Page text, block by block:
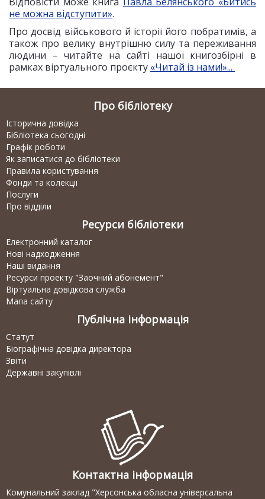
не можна відступити».
Про досвід військового й історії його побратимів, а
також про велику внутрішню силу та переживання
людини – читайте на сайті нашої книгозбірні в
рамках віртуального проєкту «Читай із нами!»...
Про бібліотеку
Історична довідка
Бібліотека сьогодні
Графік роботи
Як записатися до бібліотеки
Правила користування
Фонди та колекції
Послуги
Про відділи
Ресурси бібліотеки
Електронний каталог
Нові надходження
Наші видання
Ресурси проекту "Заочний абонемент"
Віртуальна довідкова служба
Мапа сайту
Публічна інформація
Статут
Біографічна довідка директора
Звіти
Державні закупівлі
Контактна інформація
Комунальний заклад "Херсонська обласна універсальна